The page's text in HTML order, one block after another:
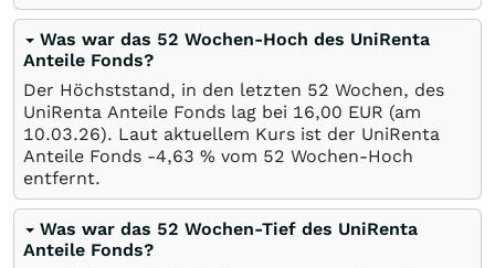
Was war das 52 Wochen-Hoch des UniRenta
Anteile Fonds?
Der Höchststand, in den letzten 52 Wochen, des
UniRenta Anteile Fonds lag bei 16,00 EUR (am
10.03.26). Laut aktuellem Kurs ist der UniRenta
Anteile Fonds -4,63 % vom 52 Wochen-Hoch
entfernt.
Was war das 52 Wochen-Tief des UniRenta
Anteile Fonds?